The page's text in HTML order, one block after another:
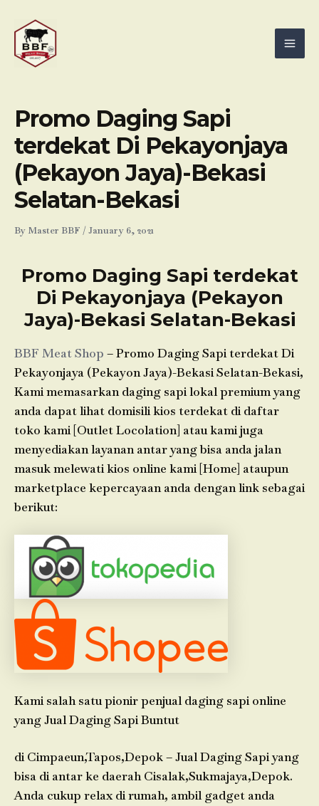
content
Promo Daging Sapi
terdekat Di Pekayonjaya
(Pekayon Jaya)-Bekasi
Selatan-Bekasi
By Master BBF /January 6, 2021
Promo Daging Sapi terdekat
Di Pekayonjaya (Pekayon
Jaya)-Bekasi Selatan-Bekasi
BBF Meat Shop – Promo Daging Sapi terdekat Di
Pekayonjaya (Pekayon Jaya)-Bekasi Selatan-Bekasi,
Kami memasarkan daging sapi lokal premium yang
anda dapat lihat domisili kios terdekat di daftar
toko kami [Outlet Locolation] atau kami juga
menyediakan layanan antar yang bisa anda jalan
masuk melewati kios online kami [Home] ataupun
marketplace kepercayaan anda dengan link sebagai
berikut:
Kami salah satu pionir penjual daging sapi online
yang Jual Daging Sapi Buntut
di Cimpaeun,Tapos,Depok – Jual Daging Sapi yang
bisa di antar ke daerah Cisalak,Sukmajaya,Depok.
Anda cukup relax di rumah, ambil gadget anda